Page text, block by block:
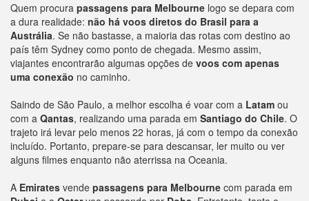
Quem procura passagens para Melbourne logo se depara com
a dura realidade: não há voos diretos do Brasil para a
Austrália. Se não bastasse, a maioria das rotas com destino ao
país têm Sydney como ponto de chegada. Mesmo assim,
viajantes encontrarão algumas opções de voos com apenas
uma conexão no caminho.
Saindo de São Paulo, a melhor escolha é voar com a Latam ou
com a Qantas, realizando uma parada em Santiago do Chile. O
trajeto irá levar pelo menos 22 horas, já com o tempo da conexão
incluído. Portanto, prepare-se para descansar, ler muito ou ver
alguns filmes enquanto não aterrissa na Oceania.
A Emirates vende passagens para Melbourne com parada em